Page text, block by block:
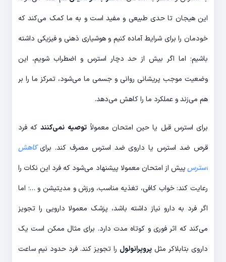
این هیجان تا حدی طبیعی و مفید است و به ما کمک می‌کند که
خودمان را برای شرایط آماده کنیم و هوشیاری ذهنی و فیزیکی داشته
باشیم؛ اما اگر بیش از حد دچار استرس و اضطراب شویم، این
وضعیت موجب پریشانی روانی و جسمی ما می‌شود، تمرکز ما را بر
هم می‌زند و عملکرد ما را کاهش می‌دهد.
برای استرس قبل یا حین امتحان معمولاًتوصیه نمی‌کنندکه فرد
قرص ضد استرس یا داروی ضد استرس مصرف کند. برایکاهش
استرسپیش از امتحان معمولا پیشنهاد می‌شود که فرد این نکات را
رعایت کند: خواب کافی، تغذیه مناسب، ورزش و مدیتیشن و …؛ اما
اگر فرد به دارو نیاز داشته باشد، پزشک معمولا دارویی را تجویز
می‌کند که اثر فوری و کوتاه مدت دارد. برای مثال ممکن است یک
داروی بتابلاکر مثل پروپرانولول را تجویز کند. فرد حدود نیم ساعت